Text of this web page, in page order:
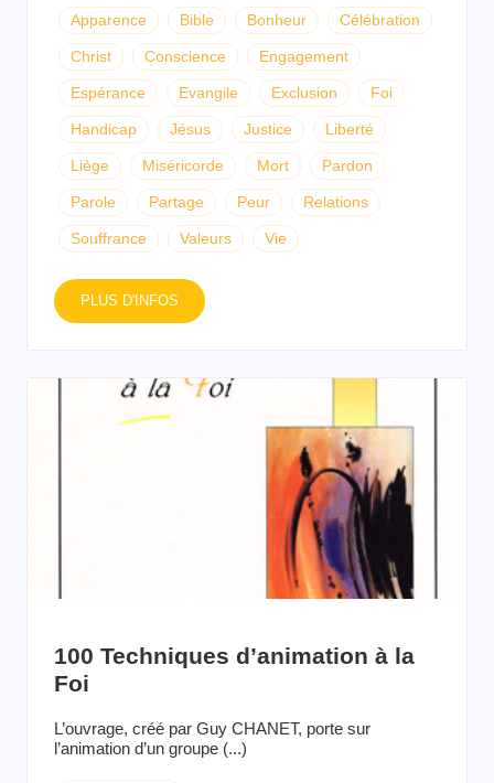
Apparence Bible Bonheur Célébration
Christ Conscience Engagement
Espérance Evangile Exclusion Foi
Handicap Jésus Justice Liberté
Liège Miséricorde Mort Pardon
Parole Partage Peur Relations
Souffrance Valeurs Vie
PLUS D'INFOS
100 Techniques d’animation à la
Foi
L’ouvrage, créé par Guy CHANET, porte sur
l’animation d’un groupe (...)